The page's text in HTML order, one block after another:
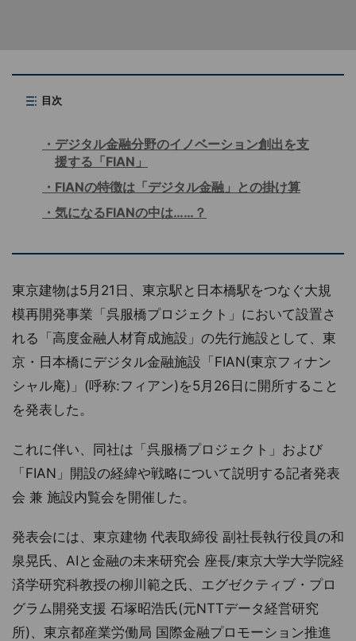
目次
デジタル金融分野のイノベーション創出を支
援する「FIAN」
FIANの特徴は「デジタル金融」との掛け算
気になるFIANの中は……？
東京建物は5月21日、東京駅と日本橋駅をつなぐ大規
模再開発事業「呉服橋プロジェクト」において設置さ
れる「高度金融人材育成施設」の先行施設として、東
京・日本橋にデジタル金融施設「FIAN(東京フィナン
シャル庵)」(呼称:フィアン)を5月26日に開所すること
を発表した。
これに伴い、同社は「呉服橋プロジェクト」および
「FIAN」開設の経緯や戦略について説明する記者発表
会 兼 施設内覧会を開催した。
発表会には、東京建物 代表取締役 副社長執行役員の和
泉晃氏、AIと金融の未来研究会 座長/東京大学大学院経
済学研究科教授の柳川範之氏、エグゼクティブ・プロ
グラム開発支援 石塚昭浩氏(元NTTデータ経営研究
所)、東京都産業労働局 国際金融プロモーション推進